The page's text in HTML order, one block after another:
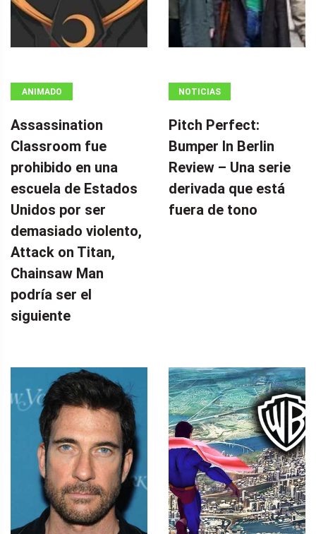
ANIMADO
Assassination
Classroom fue
prohibido en una
escuela de Estados
Unidos por ser
demasiado violento,
Attack on Titan,
Chainsaw Man
podría ser el
siguiente
NOTICIAS
Pitch Perfect:
Bumper In Berlin
Review – Una serie
derivada que está
fuera de tono